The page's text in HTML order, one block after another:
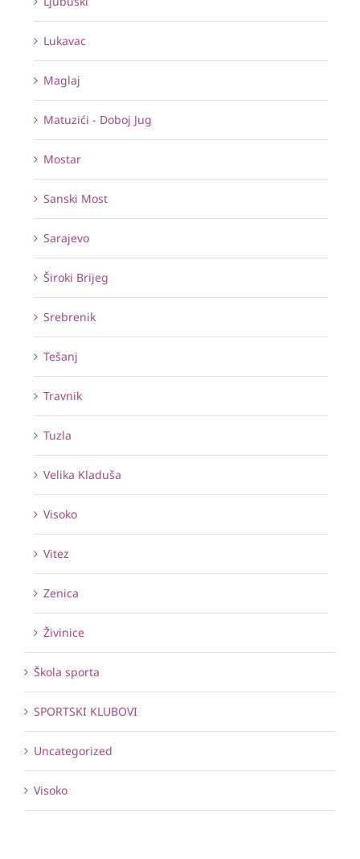
Lukavac
Maglaj
Matuzići - Doboj Jug
Mostar
Sanski Most
Sarajevo
Široki Brijeg
Srebrenik
Tešanj
Travnik
Tuzla
Velika Kladuša
Visoko
Vitez
Zenica
Živinice
Škola sporta
SPORTSKI KLUBOVI
Uncategorized
Visoko